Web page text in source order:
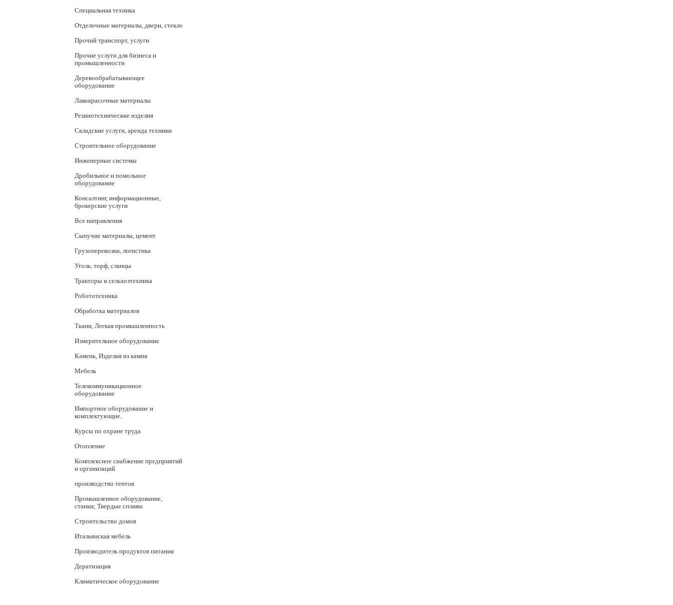
Специальная техника
Отделочные материалы, двери, стекло
Прочий транспорт, услуги
Прочие услуги для бизнеса и
промышленности
Деревообрабатывающее
оборудование
Лакокрасочные материалы
Резинотехнические изделия
Складские услуги, аренда техники
Строительное оборудование
Инженерные системы
Дробильное и помольное
оборудование
Консалтинг, информационные,
брокерские услуги
Все направления
Сыпучие материалы, цемент
Грузоперевозки, логистика
Уголь, торф, сланцы
Тракторы и сельхозтехника
Робототехника
Обработка материалов
Ткани, Легкая промышленность
Измерительное оборудование
Камень, Изделия из камня
Мебель
Телекоммуникационное
оборудование
Импортное оборудование и
комплектующие.
Курсы по охране труда
Отопление
Комплексное снабжение предприятий
и организаций
производство тентов
Промышленное оборудование,
станки; Твердые сплавы
Строительство домов
Итальянская мебель
Производитель продуктов питания
Дератизация
Климатическое оборудование